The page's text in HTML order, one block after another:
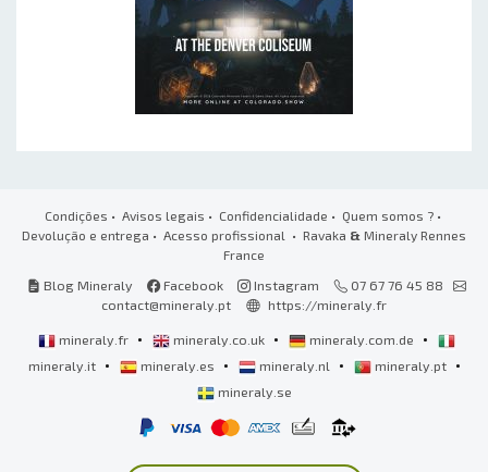
Condições • Avisos legais • Confidencialidade • Quem somos ?•
Devolução e entrega • Acesso profissional • Ravaka & Mineraly Rennes
France
Blog Mineraly
Facebook Instagram
07 67 76 45 88
contact@mineraly.pt
https://mineraly.fr
mineraly.fr • mineraly.co.uk • mineraly.com.de •
mineraly.it • mineraly.es • mineraly.nl • mineraly.pt •
mineraly.se